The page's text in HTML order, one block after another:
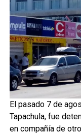
El pasado 7 de
Tapachula, fue
en compañía de